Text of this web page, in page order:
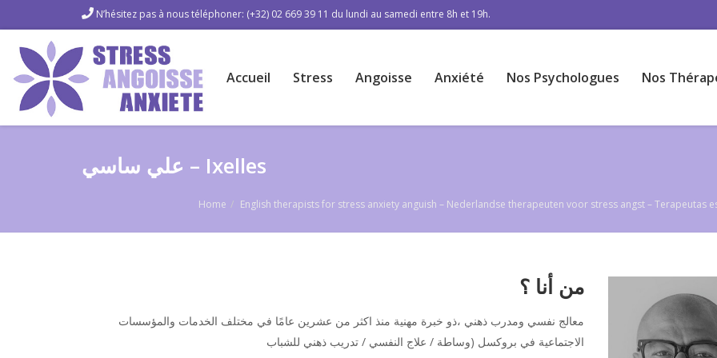
N’hésitez pas à nous téléphoner: (+32) 02 669 39 11 du lundi au samedi entre 8h et 19h.
Accueil Stress Angoisse Anxiété Nos Psychologues Nos
علي ساسي – Ixelles
Home English therapists for stress anxiety anguish – Nederlandse therapeuten voor stress angst – Terapeutas
من أنا ؟
معالج نفسي ومدرب ذهني ،ذو خبرة مهنية منذ اكثر من عشرين عامًا في مختلف الخدمات والمؤسسات
الاجتماعية في بروكسل (وساطة / علاج النفسي / تدريب ذهني للشباب